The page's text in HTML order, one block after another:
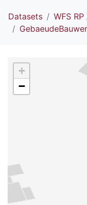
Datasets
WFS
+
−